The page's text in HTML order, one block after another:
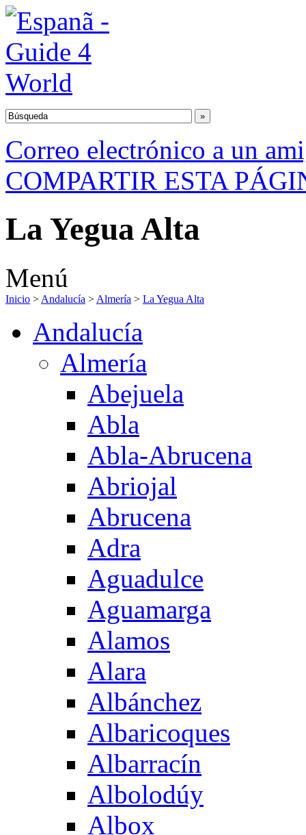
Correo electrónico a un
COMPARTIR ESTA
La Yegua Alta
Menú
Inicio > Andalucía > Almería > La Yegua Alta
Andalucía
Almería
Abejuela
Abla
Abla-Abrucena
Abriojal
Abrucena
Adra
Aguadulce
Aguamarga
Alamos
Alara
Albánchez
Albaricoques
Albarracín
Albolodúy
Albox